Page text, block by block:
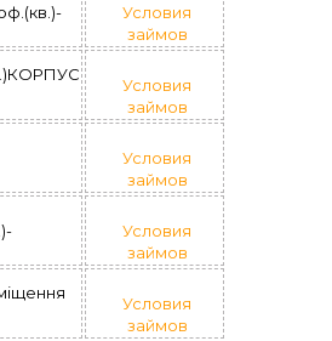
Условия
займов
Условия
займов
Условия
займов
Условия
займов
Условия
займов